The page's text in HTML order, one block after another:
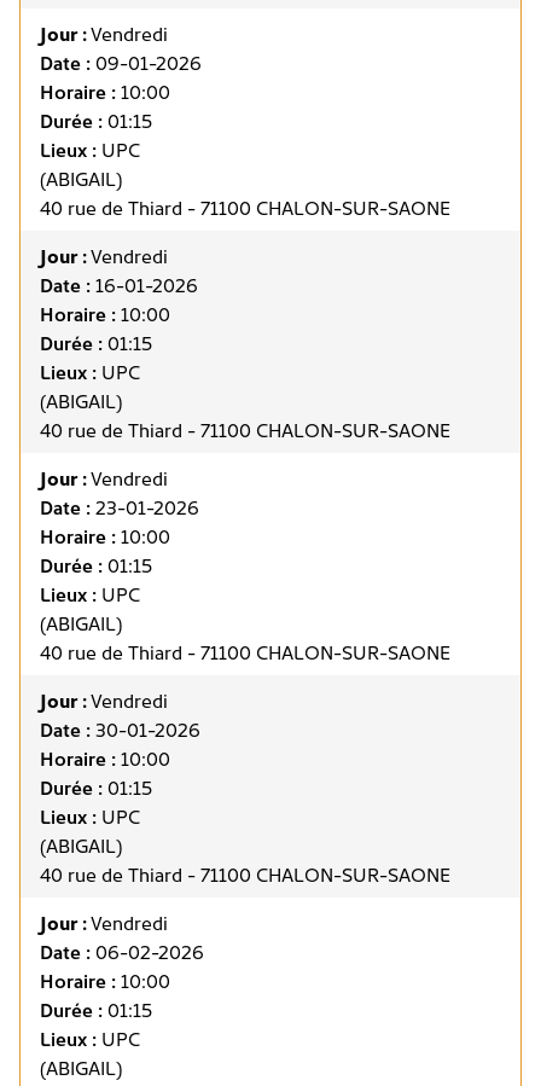
Jour :Vendredi
Date :09-01-2026
Horaire :10:00
Durée :01:15
Lieux : UPC
(ABIGAIL)
40 rue de Thiard - 71100 CHALON-SUR-SAONE
Jour :Vendredi
Date :16-01-2026
Horaire :10:00
Durée :01:15
Lieux : UPC
(ABIGAIL)
40 rue de Thiard - 71100 CHALON-SUR-SAONE
Jour :Vendredi
Date :23-01-2026
Horaire :10:00
Durée :01:15
Lieux : UPC
(ABIGAIL)
40 rue de Thiard - 71100 CHALON-SUR-SAONE
Jour :Vendredi
Date :30-01-2026
Horaire :10:00
Durée :01:15
Lieux : UPC
(ABIGAIL)
40 rue de Thiard - 71100 CHALON-SUR-SAONE
Jour :Vendredi
Date :06-02-2026
Horaire :10:00
Durée :01:15
Lieux : UPC
(ABIGAIL)